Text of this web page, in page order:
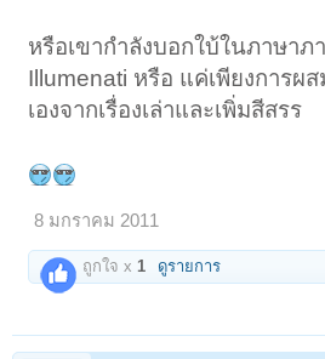
หรือเขากำลังบอกใบ้ในภาษา
Illumenati หรือ แค่เพียงการผ
เองจากเรื่องเล่าและเพิ่มสีสรร
8 มกราคม 2011
ถูกใจ x 1 ดูรายการ